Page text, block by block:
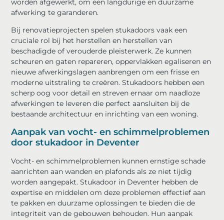
worden afgewerkt, om een ​​langdurige en duurzame
afwerking te garanderen.
Bij renovatieprojecten spelen stukadoors vaak een
cruciale rol bij het herstellen en herstellen van
beschadigde of verouderde pleisterwerk. Ze kunnen
scheuren en gaten repareren, oppervlakken egaliseren en
nieuwe afwerkingslagen aanbrengen om een ​​frisse en
moderne uitstraling te creëren. Stukadoors hebben een
scherp oog voor detail en streven ernaar om naadloze
afwerkingen te leveren die perfect aansluiten bij de
bestaande architectuur en inrichting van een woning.
Aanpak van vocht- en schimmelproblemen
door stukadoor in Deventer
Vocht- en schimmelproblemen kunnen ernstige schade
aanrichten aan wanden en plafonds als ze niet tijdig
worden aangepakt. Stukadoor in Deventer hebben de
expertise en middelen om deze problemen effectief aan
te pakken en duurzame oplossingen te bieden die de
integriteit van de gebouwen behouden. Hun aanpak